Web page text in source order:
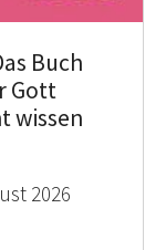
Buch
Gott
wissen
2026